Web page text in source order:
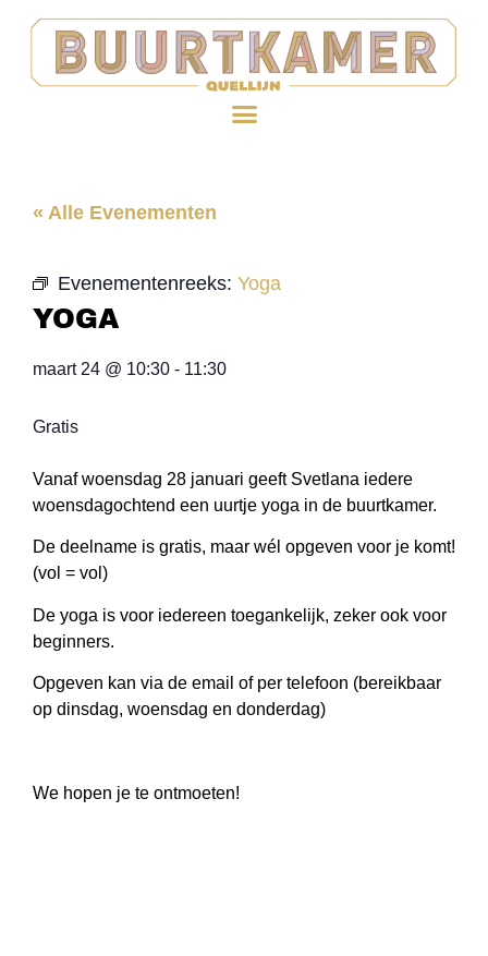
« Alle Evenementen
Evenementenreeks: Yoga
YOGA
maart 24 @ 10:30 - 11:30
Gratis
Vanaf woensdag 28 januari geeft Svetlana iedere
woensdagochtend een uurtje yoga in de buurtkamer.
De deelname is gratis, maar wél opgeven voor je komt!
(vol = vol)
De yoga is voor iedereen toegankelijk, zeker ook voor
beginners.
Opgeven kan via de email of per telefoon (bereikbaar
op dinsdag, woensdag en donderdag)
We hopen je te ontmoeten!